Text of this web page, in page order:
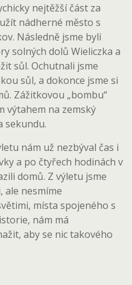
nejtěžší část za
nádherné město s
Následně jsme byli
solných dolů Wieliczka a
sůl. Ochutnali jsme
sůl, a dokonce jsme si
Zážitkovou „bombu“
výtahem na zemský
sekundu.
nám už nezbýval čas i
a po čtyřech hodinách v
domů. Z výletu jsme
ale nesmíme
místa spojeného s
nám má
aby se nic takového